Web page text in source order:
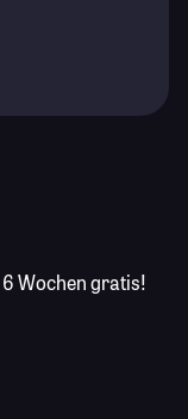
6 Wochen gratis!